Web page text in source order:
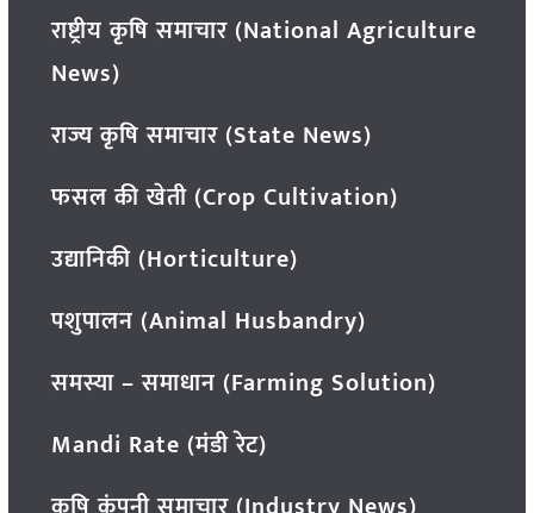
राष्ट्रीय कृषि समाचार (National Agriculture
News)
राज्य कृषि समाचार (State News)
फसल की खेती (Crop Cultivation)
उद्यानिकी (Horticulture)
पशुपालन (Animal Husbandry)
समस्या – समाधान (Farming Solution)
Mandi Rate (मंडी रेट)